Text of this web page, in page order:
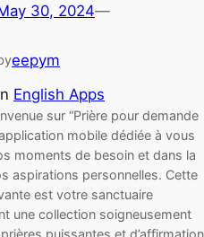
30, 2024—
eepym
English Apps
sur “Prière pour demande
mobile dédiée à vous
moments de besoin et dans la
aspirations personnelles. Cette
est votre sanctuaire
une collection soigneusement